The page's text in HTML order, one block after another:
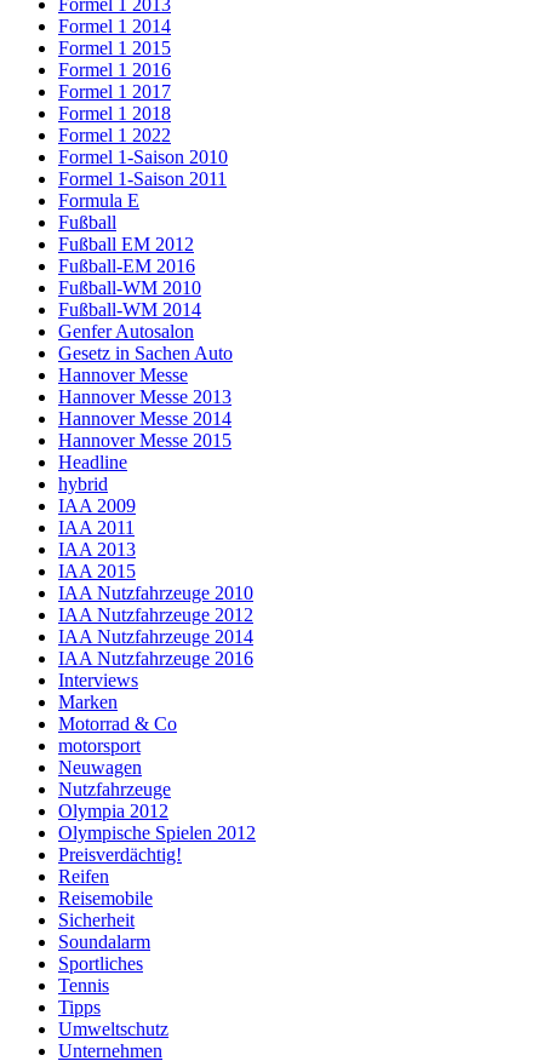
Formel 1 2014
Formel 1 2015
Formel 1 2016
Formel 1 2017
Formel 1 2018
Formel 1 2022
Formel 1-Saison 2010
Formel 1-Saison 2011
Formula E
Fußball
Fußball EM 2012
Fußball-EM 2016
Fußball-WM 2010
Fußball-WM 2014
Genfer Autosalon
Gesetz in Sachen Auto
Hannover Messe
Hannover Messe 2013
Hannover Messe 2014
Hannover Messe 2015
Headline
hybrid
IAA 2009
IAA 2011
IAA 2013
IAA 2015
IAA Nutzfahrzeuge 2010
IAA Nutzfahrzeuge 2012
IAA Nutzfahrzeuge 2014
IAA Nutzfahrzeuge 2016
Interviews
Marken
Motorrad & Co
motorsport
Neuwagen
Nutzfahrzeuge
Olympia 2012
Olympische Spielen 2012
Preisverdächtig!
Reifen
Reisemobile
Sicherheit
Soundalarm
Sportliches
Tennis
Tipps
Umweltschutz
Unternehmen